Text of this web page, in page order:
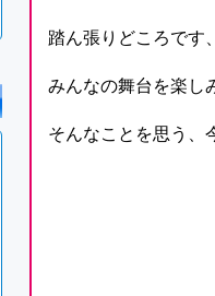
踏ん張りどころです
みんなの舞台を楽し
そんなことを思う、